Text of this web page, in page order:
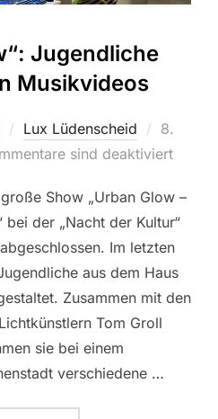
Jugendliche
Musikvideos
Lux Lüdenscheid
am
8.
sind deaktiviert
Show „Urban Glow –
der „Nacht der Kultur“
Im letzten
aus dem Haus
Zusammen mit den
Tom Groll
sie bei einem
verschiedene …